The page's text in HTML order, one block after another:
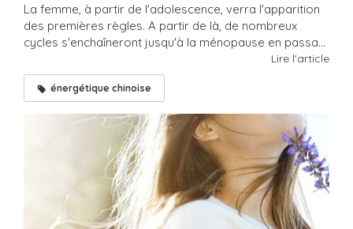
La femme, à partir de l'adolescence, verra l'apparition
des premières règles. A partir de là, de nombreux
cycles s'enchaîneront jusqu'à la ménopause en passa...
Lire l'article
énergétique chinoise